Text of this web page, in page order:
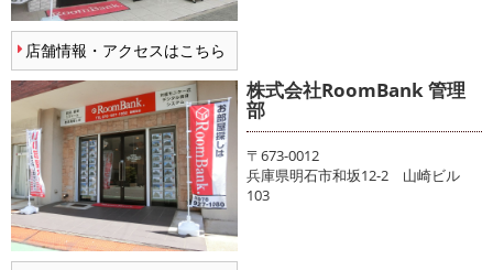
店舗情報・アクセスはこちら
株式会社RoomBank 管理
部
〒673-0012
兵庫県明石市和坂12-2 山崎ビル
103